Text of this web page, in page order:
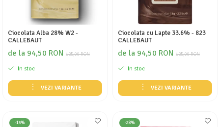
Ciocolata Alba 28% W2 -
CALLEBAUT
125,00 RON
de la 94,50 RON
In stoc
VEZI VARIANTE
Ciocolata cu Lapte 33.6% - 823
CALLEBAUT
125,00 RON
de la 94,50 RON
In stoc
VEZI VARIANTE
-13% -28%